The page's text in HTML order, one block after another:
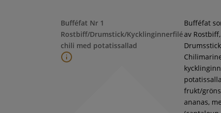
Bufféfat Nr 1
Rostbiff/Drumstick/Kycklinginnerfilé
chili med potatissallad
Bufféfat
av Rostbiff,
frukt/
ananas,